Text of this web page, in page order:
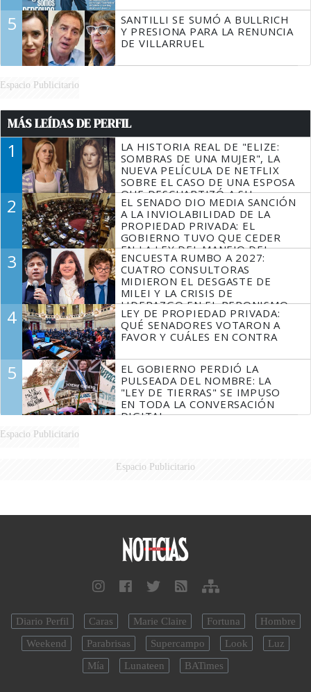
5
SANTILLI SE SUMÓ A BULLRICH
Y PRESIONA PARA LA RENUNCIA
DE VILLARRUEL
Espacio Publicitario
MÁS LEÍDAS DE PERFIL
1
LA HISTORIA REAL DE "ELIZE:
SOMBRAS DE UNA MUJER", LA
NUEVA PELÍCULA DE NETFLIX
SOBRE EL CASO DE UNA ESPOSA
QUE DESCUARTIZÓ A SU
MARIDO
2
EL SENADO DIO MEDIA SANCIÓN
A LA INVIOLABILIDAD DE LA
PROPIEDAD PRIVADA: EL
GOBIERNO TUVO QUE CEDER
EN LA LEY DEL MANEJO DEL
FUEGO
3
ENCUESTA RUMBO A 2027:
CUATRO CONSULTORAS
MIDIERON EL DESGASTE DE
MILEI Y LA CRISIS DE
LIDERAZGO EN EL PERONISMO
4
LEY DE PROPIEDAD PRIVADA:
QUÉ SENADORES VOTARON A
FAVOR Y CUÁLES EN CONTRA
5
EL GOBIERNO PERDIÓ LA
PULSEADA DEL NOMBRE: LA
"LEY DE TIERRAS" SE IMPUSO
EN TODA LA CONVERSACIÓN
DIGITAL
Espacio Publicitario
Espacio Publicitario
Diario Perfil Caras Marie Claire Fortuna
Hombre
Weekend
Parabrisas Supercampo Look
Luz
Mía
Lunateen BATimes